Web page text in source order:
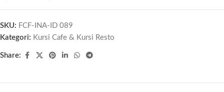
SKU: FCF-INA-ID 089
Kategori: Kursi Cafe & Kursi Resto
Share: